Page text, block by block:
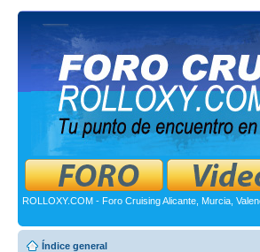
ROLLOXY.COM - Foro Cruising Alicante, Murcia,
Índice general